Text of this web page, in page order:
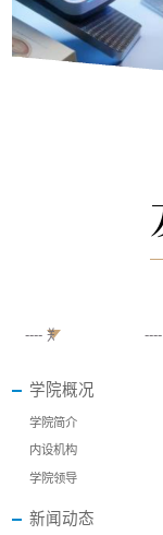
学院概况
学院简介
内设机构
学院领导
新闻动态